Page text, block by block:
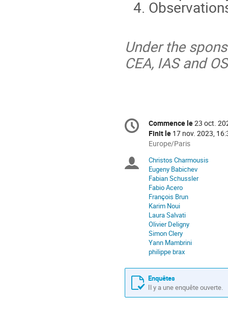
Under the
CEA, IAS and
Information
de
conférence
Date/Heure
Commence le23 oct.
Finit le 17 nov. 2023,
Toutes
horaires
sont
en
Europe/Paris
Europe/Paris
Présidents
de
séance
Christos Charmousis
Eugeny Babichev
Fabian Schussler
Fabio Acero
François Brun
Karim Noui
Laura Salvati
Olivier Deligny
Simon Clery
Yann Mambrini
philippe brax
Enquêtes
Il y a une enquête ouverte.